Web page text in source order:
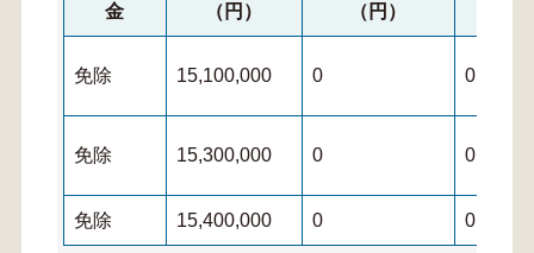
金
（円）
（円）
免除 15,100,000 0 0
免除 15,300,000 0 0
免除 15,400,000 0 0